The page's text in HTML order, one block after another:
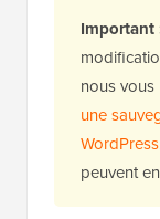
Important
nous
une
WordPress
peuvent